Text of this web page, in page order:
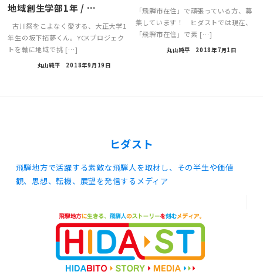
地域創生学部1年 / …
古川祭をこよなく愛する、大正大学1
年生の坂下拓夢くん。YCKプロジェク
トを軸に地域で挑 […]
丸山純平 2018年9月19日
「飛騨市在住」で頑張っている方、募
集しています！ ヒダストでは現在、
「飛騨市在住」で素 […]
丸山純平 2018年7月1日
ヒダスト
飛騨地方で活躍する素敵な飛騨人を取材し、その半生や価値
観、思想、転機、展望を発信するメディア